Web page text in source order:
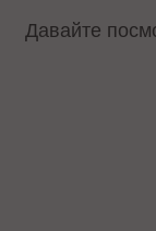
Давайте